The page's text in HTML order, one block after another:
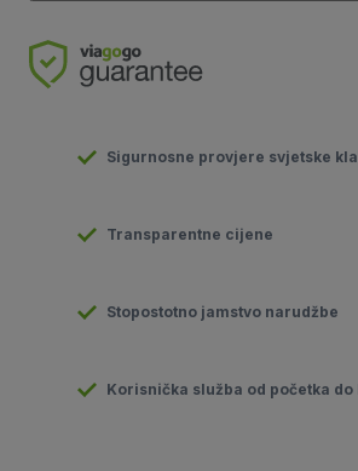
Sigurnosne provjere svjetske
Transparentne cijene
Stopostotno jamstvo narudžbe
Korisnička služba od početka do